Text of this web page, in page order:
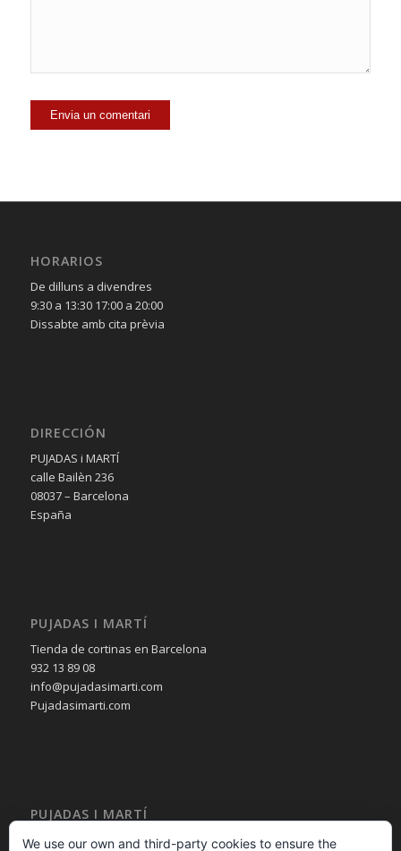
HORARIOS
De dilluns a divendres
9:30 a 13:30 17:00 a 20:00
Dissabte amb cita prèvia
DIRECCIÓN
PUJADAS i MARTÍ
calle Bailèn 236
08037 – Barcelona
España
PUJADAS I MARTÍ
Tienda de cortinas en Barcelona
932 13 89 08
info@pujadasimarti.com
Pujadasimarti.com
PUJADAS I MARTÍ
Cortinas en Barcelona
We use our own and third-party cookies to ensure the